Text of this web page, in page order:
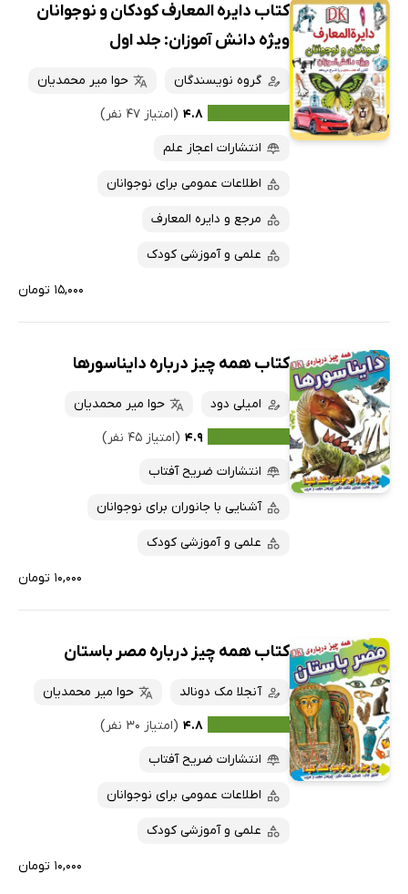
کتاب دایره المعارف کودکان و نوجوانان
ویژه دانش آموزان: جلد اول
گروه نویسندگان
حوا میر محمدیان
۴.۸ (امتیاز ۴۷ نفر)
انتشارات اعجاز علم
اطلاعات عمومی برای نوجوانان
مرجع و دایره المعارف
علمی و آموزشی کودک
۱۵,۰۰۰ تومان
کتاب همه چیز درباره دایناسورها
امیلی دود
حوا میر محمدیان
۴.۹ (امتیاز ۴۵ نفر)
انتشارات ضریح آفتاب
آشنایی با جانوران برای نوجوانان
علمی و آموزشی کودک
۱۰,۰۰۰ تومان
کتاب همه چیز درباره مصر باستان
آنجلا مک دونالد
حوا میر محمدیان
۴.۸ (امتیاز ۳۰ نفر)
انتشارات ضریح آفتاب
اطلاعات عمومی برای نوجوانان
علمی و آموزشی کودک
۱۰,۰۰۰ تومان